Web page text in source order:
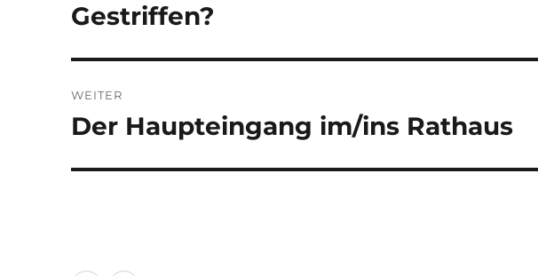
Vorheriger
Gestriffen?
WEITER
Nächster
Der Haupteingang im/ins Rathaus